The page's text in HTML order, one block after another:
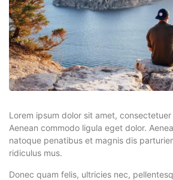
Lorem ipsum dolor sit amet,
Aenean commodo ligula eget dolor.
natoque penatibus et magnis dis
ridiculus mus.
Donec quam felis, ultricies nec,